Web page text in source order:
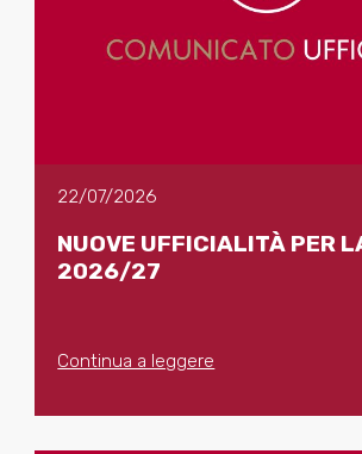
22/07/2026
NUOVE UFFICIALITÀ PER
2026/27
Continua a leggere